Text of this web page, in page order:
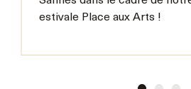
estivale Place aux Arts !